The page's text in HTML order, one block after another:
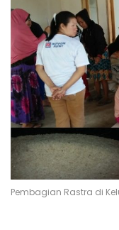
Pembagian Rastra di